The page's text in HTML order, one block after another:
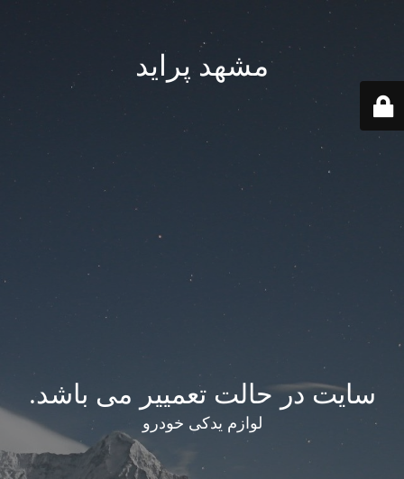
مشهد پراید
سایت در حالت تعمییر می باشد.
لوازم یدکی خودرو